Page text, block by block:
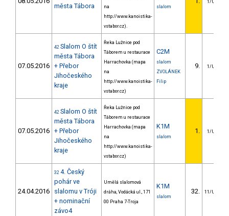
města Tábora
na
http://www.kanoistika-
vstabor.cz).
slalom
1/U23
07.05.2016
42 Slalom O štít
města Tábora
+ Přebor
Jihočeského
kraje
Řeka Lužnice pod
Táborem u restaurace
Harrachovka (mapa
na
http://www.kanoistika-
vstabor.cz)
C2M
slalom
ZVOLÁNEK
Filip
9. 1/U23
07.05.2016
42 Slalom O štít
města Tábora
+ Přebor
Jihočeského
kraje
Řeka Lužnice pod
Táborem u restaurace
Harrachovka (mapa
na
http://www.kanoistika-
vstabor.cz)
K1M
slalom
1. 1/U23
24.04.2016
32 4. Český
pohár ve
slalomu v Tróji
+ nominační
závo4
Umělá slalomová
dráha, Vodácká ul., 171
00 Praha 7-Troja
K1M
slalom
32. 11/U23